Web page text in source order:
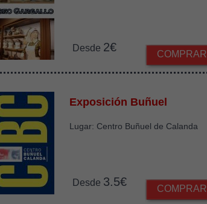
Desde 2€
COMPRAR
Exposición Buñuel
Lugar: Centro Buñuel de Calanda
Desde 3.5€
COMPRAR